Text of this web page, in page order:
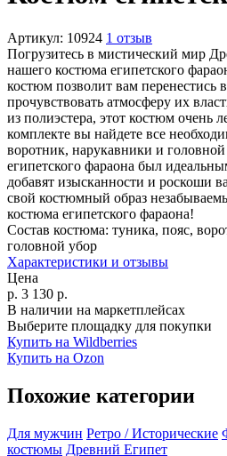
Артикул: 10924 1 отзыв
Погрузитесь в мистический мир
нашего костюма египетского
костюм позволит вам перенестись
прочувствовать атмосферу их
из полиэстера, этот костюм очень
комплекте вы найдете все
воротник, нарукавники и
египетского фараона был
добавят изысканности и роскоши
свой костюмный образ
костюма египетского фараона!
Состав костюма: туника, пояс,
головной убор
Характеристики и отзывы
Цена
р. 3 130 р.
В наличии на маркетплейсах
Выберите площадку для покупки
Купить на Wildberries
Купить на Ozon
Похожие категории
Для мужчин Ретро / Исторические
костюмы Древний Египет